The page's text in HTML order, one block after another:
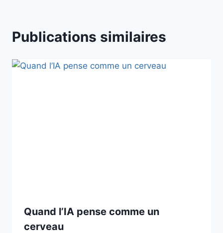
Publications similaires
Quand l’IA pense comme un
cerveau